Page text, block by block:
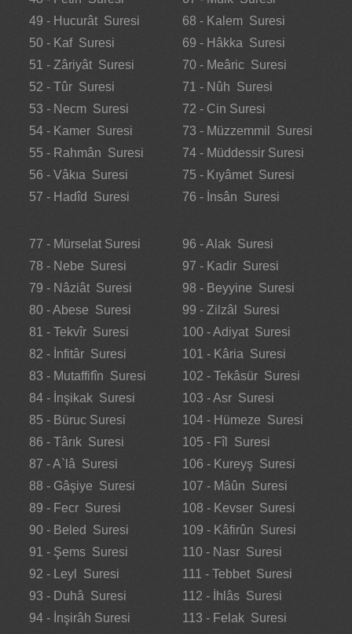
49 - Hucurât Suresi
50 - Kaf Suresi
51 - Zâriyât Suresi
52 - Tûr Suresi
53 - Necm Suresi
54 - Kamer Suresi
55 - Rahmân Suresi
56 - Vâkıa Suresi
57 - Hadîd Suresi
68 - Kalem Suresi
69 - Hâkka Suresi
70 - Meâric Suresi
71 - Nûh Suresi
72 - Cin Suresi
73 - Müzzemmil Suresi
74 - Müddessir Suresi
75 - Kıyâmet Suresi
76 - İnsân Suresi
77 - Mürselat Suresi
78 - Nebe Suresi
79 - Nâziât Suresi
80 - Abese Suresi
81 - Tekvîr Suresi
82 - İnfitâr Suresi
83 - Mutaffifîn Suresi
84 - İnşikak Suresi
85 - Büruc Suresi
86 - Târık Suresi
87 - A`lâ Suresi
88 - Gâşiye Suresi
89 - Fecr Suresi
90 - Beled Suresi
91 - Şems Suresi
92 - Leyl Suresi
93 - Duhâ Suresi
94 - İnşirâh Suresi
96 - Alak Suresi
97 - Kadir Suresi
98 - Beyyine Suresi
99 - Zilzâl Suresi
100 - Adiyat Suresi
101 - Kâria Suresi
102 - Tekâsür Suresi
103 - Asr Suresi
104 - Hümeze Suresi
105 - Fîl Suresi
106 - Kureyş Suresi
107 - Mâûn Suresi
108 - Kevser Suresi
109 - Kâfirûn Suresi
110 - Nasr Suresi
111 - Tebbet Suresi
112 - İhlâs Suresi
113 - Felak Suresi